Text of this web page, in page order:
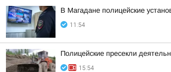
В Магадане полицейские
11:54
Полицейские пресекли
15:54